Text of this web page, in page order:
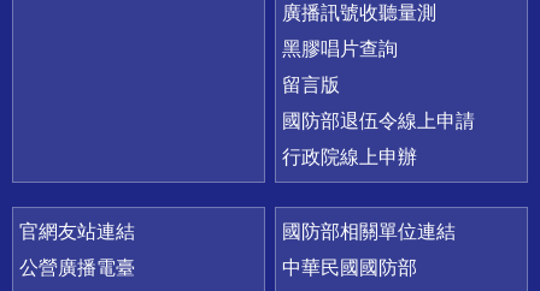
廣播訊號收聽量測
黑膠唱片查詢
留言版
國防部退伍令線上申請
行政院線上申辦
官網友站連結
公營廣播電臺
國防部相關單位連結
中華民國國防部